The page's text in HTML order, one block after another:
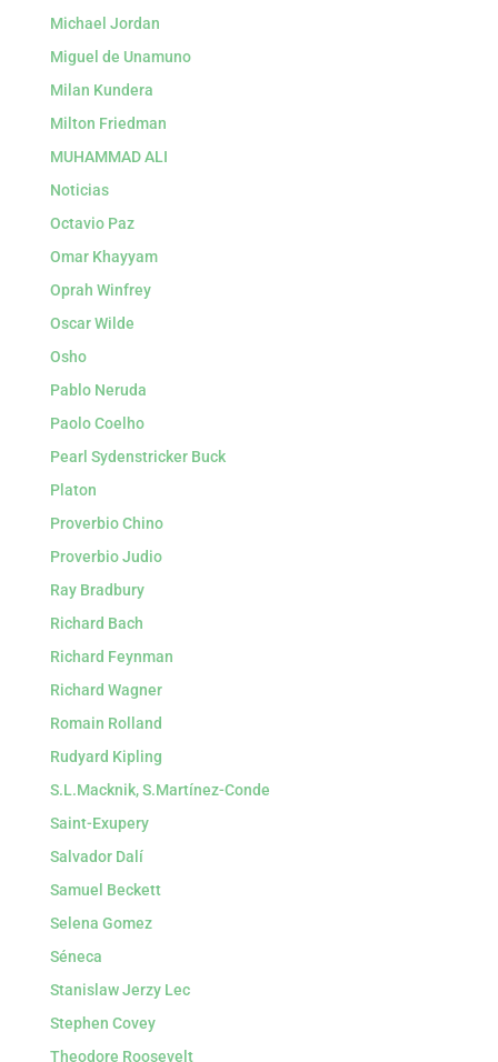
Michael Jordan
Miguel de Unamuno
Milan Kundera
Milton Friedman
MUHAMMAD ALI
Noticias
Octavio Paz
Omar Khayyam
Oprah Winfrey
Oscar Wilde
Osho
Pablo Neruda
Paolo Coelho
Pearl Sydenstricker Buck
Platon
Proverbio Chino
Proverbio Judio
Ray Bradbury
Richard Bach
Richard Feynman
Richard Wagner
Romain Rolland
Rudyard Kipling
S.L.Macknik, S.Martínez-Conde
Saint-Exupery
Salvador Dalí
Samuel Beckett
Selena Gomez
Séneca
Stanislaw Jerzy Lec
Stephen Covey
Theodore Roosevelt